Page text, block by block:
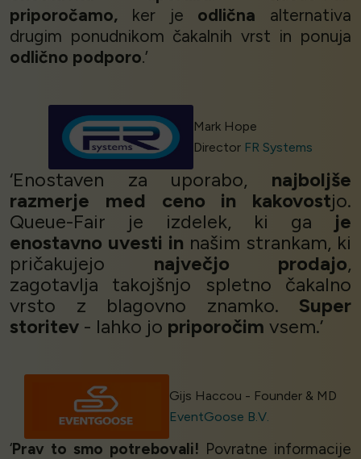
priporočamo, ker je odlična alternativa
drugim ponudnikom čakalnih vrst in ponuja
odlično podporo.’
Mark Hope
Director FR Systems
‘Enostaven za uporabo, najboljše
razmerje med ceno in kakovostjo.
Queue-Fair je izdelek, ki ga je
enostavno uvesti in našim strankam, ki
pričakujejo največjo prodajo,
zagotavlja takojšnjo spletno čakalno
vrsto z blagovno znamko. Super
storitev - lahko jo priporočim vsem.’
Gijs Haccou - Founder & MD
EventGoose B.V.
‘Prav to smo potrebovali! Povratne informacije